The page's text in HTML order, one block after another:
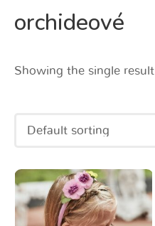
orchideové
Showing the single result